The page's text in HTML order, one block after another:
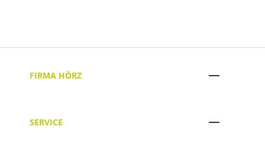
FIRMA HÖRZ
SERVICE